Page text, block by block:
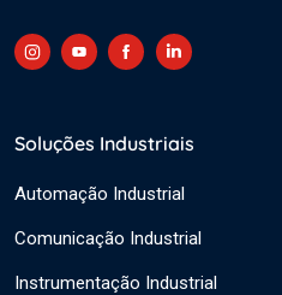
Soluções Industriais
Automação Industrial
Comunicação Industrial
Instrumentação Industrial